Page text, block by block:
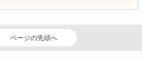
ページの先頭へ